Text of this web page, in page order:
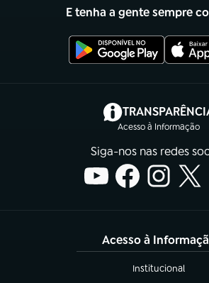
E tenha a gente sempre
Acesso à Informação
(abre
Siga-nos nas redes
Acesso à
Institucional
(abre em nova aba)